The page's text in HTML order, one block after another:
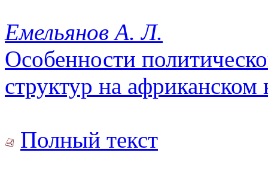
Емельянов А. Л.
Особенности
структур на африканском
Полный текст